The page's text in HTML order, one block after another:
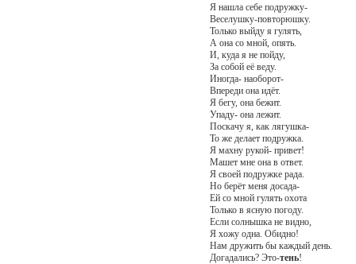
Я нашла себе подружку-
Веселушку-повторюшку.
Только выйду я гулять,
А она со мной, опять.
И, куда я не пойду,
За собой её веду.
Иногда- наоборот-
Впереди она идёт.
Я бегу, она бежит.
Упаду- она лежит.
Поскачу я, как лягушка-
То же делает подружка.
Я махну рукой- привет!
Машет мне она в ответ.
Я своей подружке рада.
Но берёт меня досада-
Ей со мной гулять охота
Только в ясную погоду.
Если солнышка не видно,
Я хожу одна. Обидно!
Нам дружить бы каждый день.
Догадались? Это-тень!